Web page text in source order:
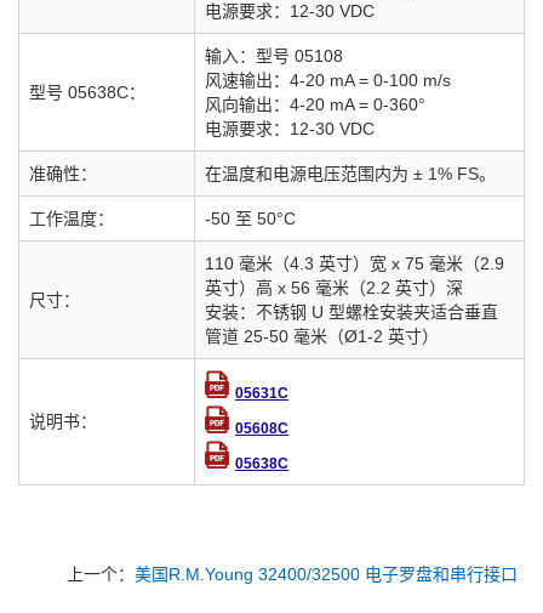
电源要求：12-30 VDC
型号 05638C：
输入：型号 05108
风速输出：4-20 mA = 0-100 m/s
风向输出：4-20 mA = 0-360°
电源要求：12-30 VDC
准确性： 在温度和电源电压范围内为 ± 1% FS。
工作温度： -50 至 50°C
尺寸：
110 毫米（4.3 英寸）宽 x 75 毫米（2.9
英寸）高 x 56 毫米（2.2 英寸）深
安装：不锈钢 U 型螺栓安装夹适合垂直
管道 25-50 毫米（Ø1-2 英寸）
说明书：
05631C
05608C
05638C
上一个： 美国R.M.Young 32400/32500 电子罗盘和串行接口